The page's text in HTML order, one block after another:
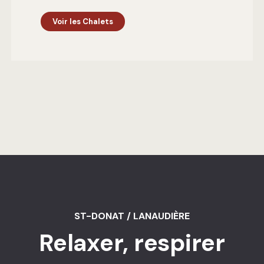
Voir les Chalets
ST-DONAT / LANAUDIÈRE
Relaxer, respirer